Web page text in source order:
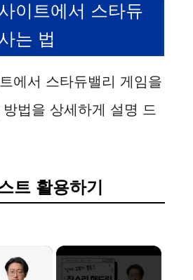
이트에서 스타듀
는 법
에서 스타듀밸리 게임을
법을 상세하게 설명 드
트 활용하기
×